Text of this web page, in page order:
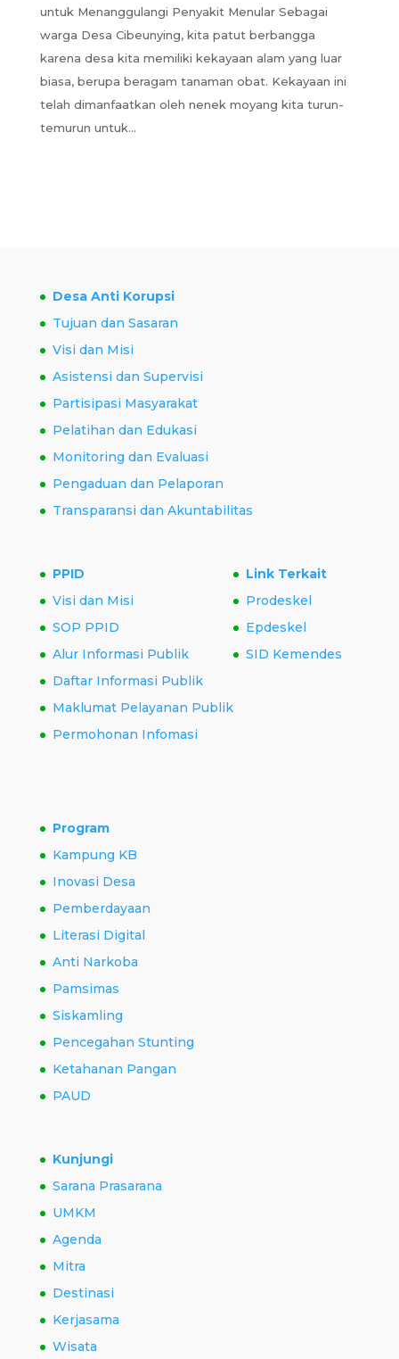
untuk Menanggulangi Penyakit Menular Sebagai
warga Desa Cibeunying, kita patut berbangga
karena desa kita memiliki kekayaan alam yang luar
biasa, berupa beragam tanaman obat. Kekayaan ini
telah dimanfaatkan oleh nenek moyang kita turun-
temurun untuk...
Desa Anti Korupsi
Tujuan dan Sasaran
Visi dan Misi
Asistensi dan Supervisi
Partisipasi Masyarakat
Pelatihan dan Edukasi
Monitoring dan Evaluasi
Pengaduan dan Pelaporan
Transparansi dan Akuntabilitas
PPID
Visi dan Misi
SOP PPID
Alur Informasi Publik
Daftar Informasi Publik
Maklumat Pelayanan Publik
Permohonan Infomasi
Link Terkait
Prodeskel
Epdeskel
SID Kemendes
Program
Kampung KB
Inovasi Desa
Pemberdayaan
Literasi Digital
Anti Narkoba
Pamsimas
Siskamling
Pencegahan Stunting
Ketahanan Pangan
PAUD
Kunjungi
Sarana Prasarana
UMKM
Agenda
Mitra
Destinasi
Kerjasama
Wisata